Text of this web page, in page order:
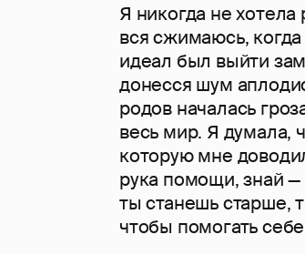
Я никогда не хотела
вся сжимаюсь,
идеал был выйти
донесся шум
родов началась
весь мир. Я думала,
которую мне
рука помощи, знай —
ты станешь старше,
чтобы помогать